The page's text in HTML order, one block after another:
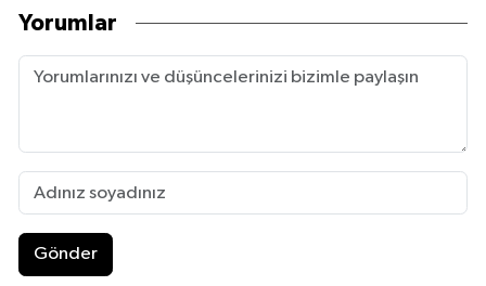
Yorumlar
Gönder